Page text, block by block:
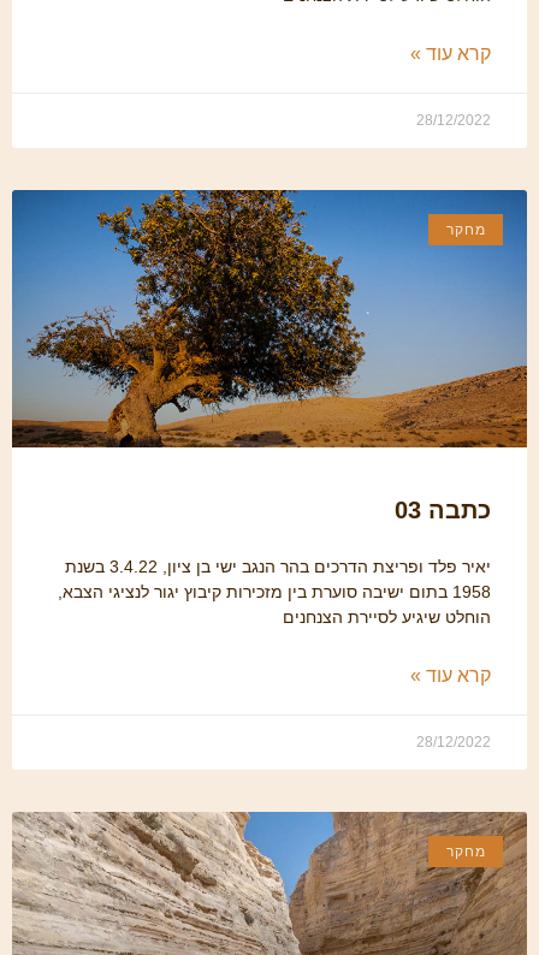
קרא עוד »
28/12/2022
מחקר
כתבה 03
יאיר פלד ופריצת הדרכים בהר הנגב ישי בן ציון, 3.4.22 בשנת
1958 בתום ישיבה סוערת בין מזכירות קיבוץ יגור לנציגי הצבא,
הוחלט שיגיע לסיירת הצנחנים
קרא עוד »
28/12/2022
מחקר